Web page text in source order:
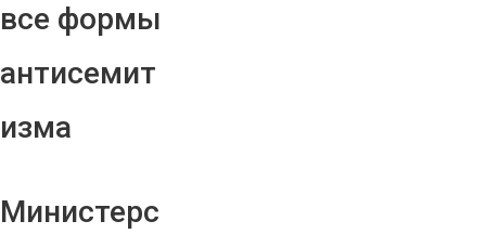
все формы
антисемит
изма
Министерс